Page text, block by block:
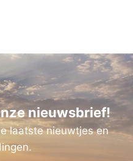
nieuwsbrief!
laatste nieuwtjes en